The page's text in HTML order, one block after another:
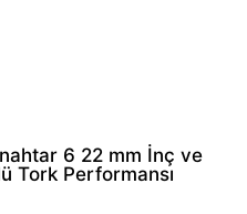
6 22 mm İnç ve
Tork Performansı